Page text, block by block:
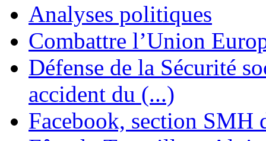
Analyses politiques
Combattre l’Union
Défense de la Sécurité
accident du (...)
Facebook, section SMH